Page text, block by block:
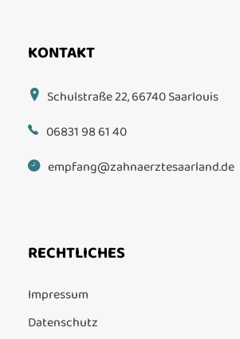
KONTAKT
Schulstraße 22, 66740 Saarlouis
06831 98 61 40
empfang@zahnaerztesaarland.de
RECHTLICHES
Impressum
Datenschutz